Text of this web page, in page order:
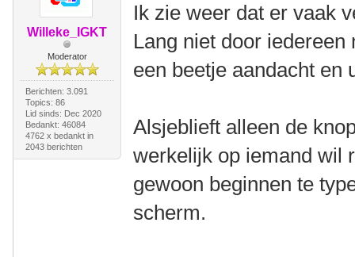
Willeke_IGKT
Moderator
Berichten: 3.091
Topics: 86
Lid sinds: Dec 2020
Bedankt: 46084
4762 x bedankt in
2043 berichten
Ik zie weer dat er vaak
Lang niet door
een beetje aandacht en
Alsjeblieft alleen de
werkelijk op iemand wil
gewoon beginnen te
scherm.